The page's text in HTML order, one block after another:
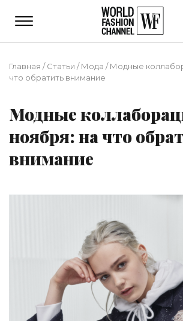
Главная /Статьи /Мода /Модные
что обратить внимание
Модные
ноября: на что
внимание